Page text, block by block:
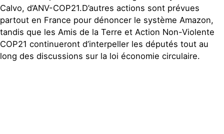
Calvo, d’ANV-COP21.D’autres actions sont prévues
partout en France pour dénoncer le système Amazon,
tandis que les Amis de la Terre et Action Non-Violente
COP21 continueront d’interpeller les députés tout au
long des discussions sur la loi économie circulaire.